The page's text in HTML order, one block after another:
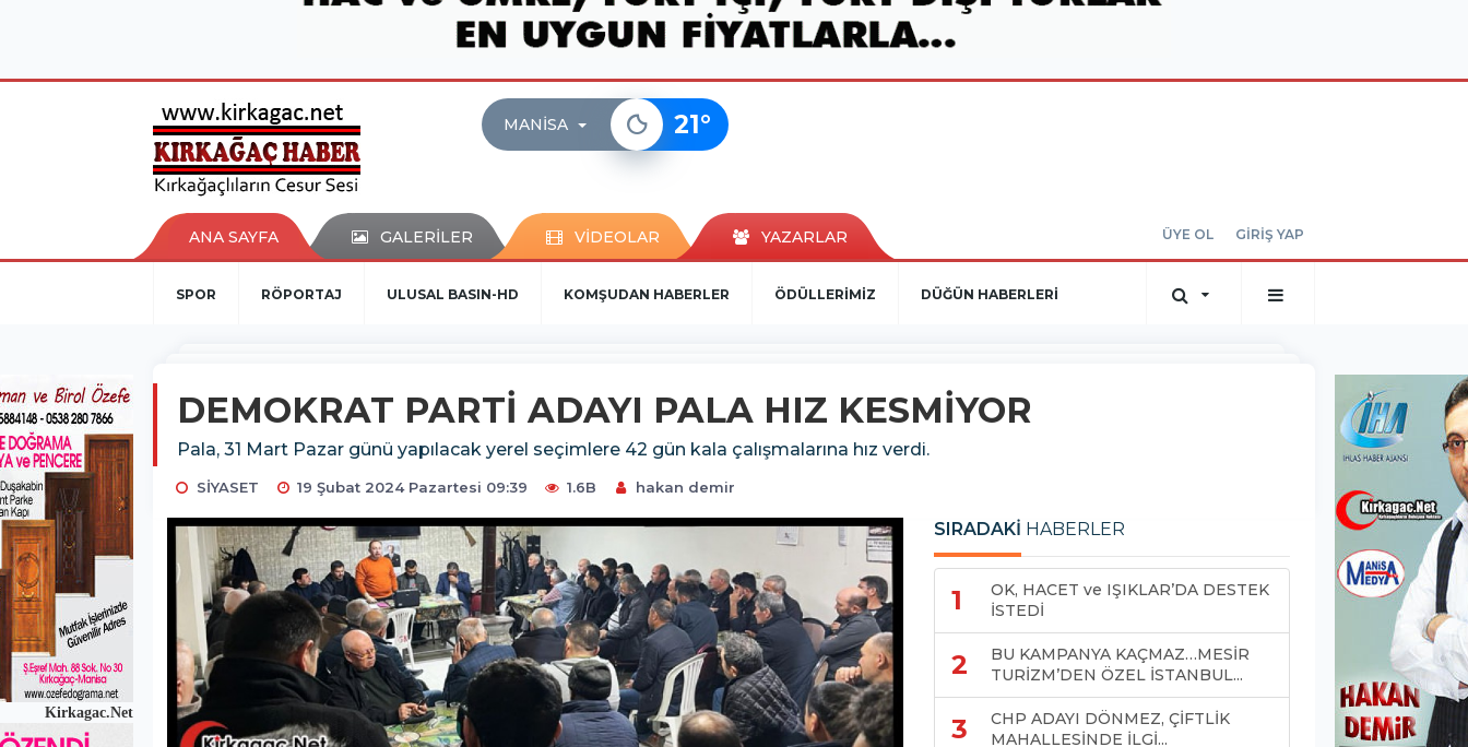
MANISA 21°
ANA SAYFA GALERİLER VİDEOLAR YAZARLAR ÜYE OL GİRİŞ YAP
SPOR RÖPORTAJ ULUSAL BASIN-HD KOMŞUDAN HABERLER ÖDÜLLERİMİZ DÜĞÜN HABERLERİ
DEMOKRAT PARTİ ADAYI PALA HIZ KESMİYOR
Pala, 31 Mart Pazar günü yapılacak yerel seçimlere 42 gün kala çalışmalarına hız verdi.
SİYASET 19 Şubat 2024 Pazartesi 09:39 1.6B hakan demir
SIRADAKİ HABERLER
1
OK, HACET ve IŞIKLAR’DA DESTEK
İSTEDİ
2
BU KAMPANYA KAÇMAZ…MESİR
TURİZM’DEN ÖZEL İSTANBUL...
3
CHP ADAYI DÖNMEZ, ÇİFTLİK
MAHALLESİNDE İLGİ...
Kirkagac.Net